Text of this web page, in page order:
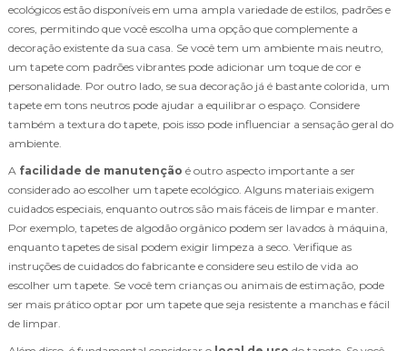
ecológicos estão disponíveis em uma ampla variedade de estilos, padrões e
cores, permitindo que você escolha uma opção que complemente a
decoração existente da sua casa. Se você tem um ambiente mais neutro,
um tapete com padrões vibrantes pode adicionar um toque de cor e
personalidade. Por outro lado, se sua decoração já é bastante colorida, um
tapete em tons neutros pode ajudar a equilibrar o espaço. Considere
também a textura do tapete, pois isso pode influenciar a sensação geral do
ambiente.
A facilidade de manutenção é outro aspecto importante a ser
considerado ao escolher um tapete ecológico. Alguns materiais exigem
cuidados especiais, enquanto outros são mais fáceis de limpar e manter.
Por exemplo, tapetes de algodão orgânico podem ser lavados à máquina,
enquanto tapetes de sisal podem exigir limpeza a seco. Verifique as
instruções de cuidados do fabricante e considere seu estilo de vida ao
escolher um tapete. Se você tem crianças ou animais de estimação, pode
ser mais prático optar por um tapete que seja resistente a manchas e fácil
de limpar.